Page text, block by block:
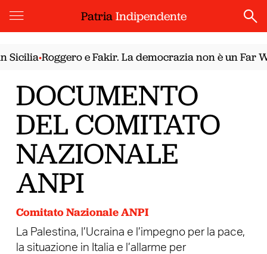
PatriaIndipendente
•Roggero e Fakir. La democrazia non è un Far West•
DOCUMENTO
DEL COMITATO
NAZIONALE
ANPI
Comitato Nazionale ANPI
La Palestina, l’Ucraina e l’impegno per la pace,
la situazione in Italia e l’allarme per